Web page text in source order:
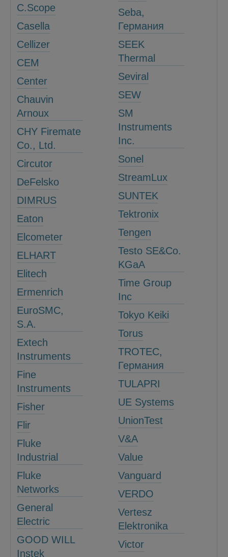
C.Scope
Casella
Cellizer
CEM
Center
Chauvin
Arnoux
CHY Firemate
Co., Ltd.
Circutor
DeFelsko
DIMRUS
Eaton
Elcometer
ELHART
Elitech
Ermenrich
EuroSMC,
S.A.
Extech
Instruments
Fine
Instruments
Fisher
Flir
Fluke
Industrial
Fluke
Networks
General
Electric
GOOD WILL
Instek
Seba,
Германия
SEEK
Thermal
Seviral
SEW
SM
Instruments
Inc.
Sonel
StreamLux
SUNTEK
Tektronix
Tengen
Testo SE&Co.
KGaA
Time Group
Inc
Tokyo Keiki
Torus
TROTEC,
Германия
TULAPRI
UE Systems
UnionTest
V&A
Value
Vanguard
VERDO
Vertesz
Elektronika
Victor